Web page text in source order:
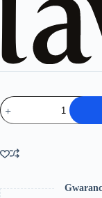
ilość
Alea
natryskowa
podtynkowa
przełącznikiem